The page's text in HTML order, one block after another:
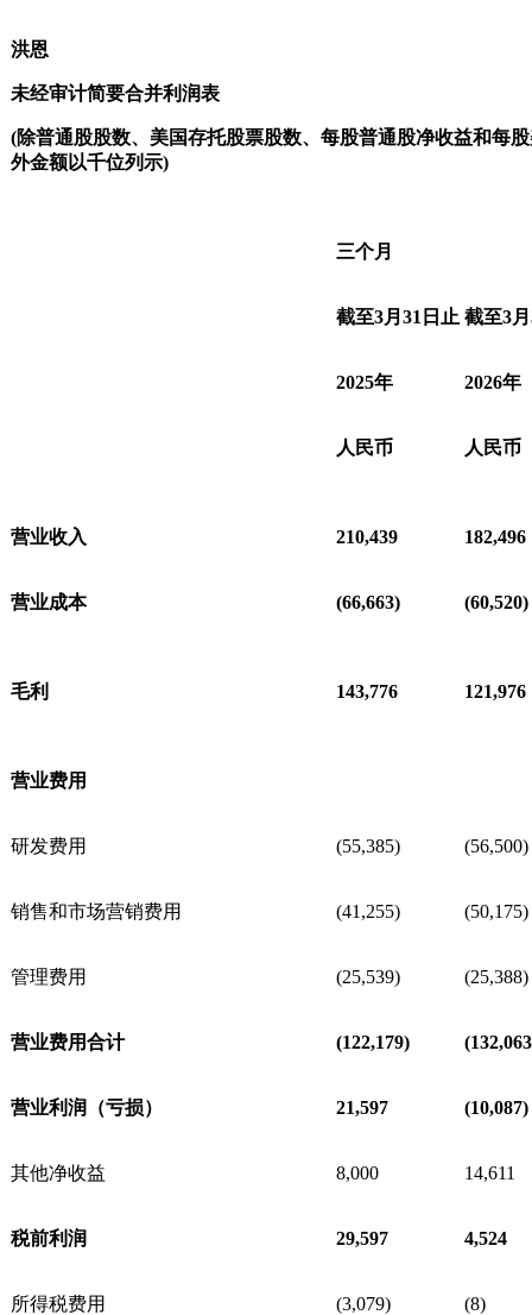
洪恩
未经审计简要合并利润表
(除普通股股数、美国存托股票股数、每股普通股净收益和每
外金额以千位列示)
三个月
截至3月 31 日止 截至3月
2025年 2026年
人民币 人民币
营业收入 210,439 182,496
营业成本 (66,663) (60,520)
毛利 143,776 121,976
营业费用
研发费用 (55,385) (56,500)
销售和市场营销费用 (41,255) (50,175)
管理费用 (25,539) (25,388)
营业费用合计 (122,179)
营业利润（亏损） 21,597 (10,087)
其他净收益 8,000 14,611
税前利润 29,597 4,524
所得税费用 (3,079) (8)